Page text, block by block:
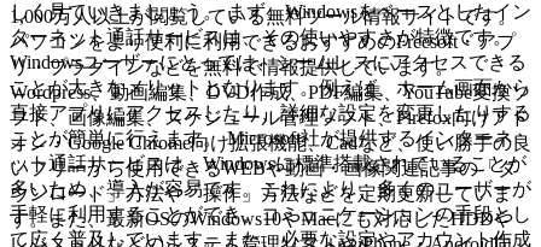
しく見ていきましょう。 まず、Windowsをベースとしたイン
ターネット通話サービスは、その使いやすさが特徴です。
Windowsユーザーにとっては、シームレスにアクセスできる
ことが大きなメリットとなります。例えば、ホーム画面から
直接アプリにアクセスしたり、詳細な設定を変更したりする
ことが簡単に行えます。 Microsoft社が提供するインターネ
ット通話サービスは、Windowsに標準搭載されていることが
多いため、導入が容易です。これにより、多くのユーザーが
手軽に利用することができ、コミュニケーションの手段とし
て広く普及しています。また、必要な設定やアカウント作成
1,000万人以上が閲覧している無料ツール情報サイトです。
パソコンをより便利に利用できるおすすめのFreesoft・アプ
リ・プラグインなどを無料で情報提供しています。
Wordpress、動画編集、DVD作成、PDF編集、YouTube変換ソ
フト、画像編集、スケジュール管理ソフト、Firefox向けアド
オン・Google Chrome向け拡張機能、Cadなど、使い勝手の良
いフリーから使用できるWEBや動画・画像関連記事の「ダ
ウンロード」方法や「操作」方法などを定期更新していま
す。また、最新OSのWindows10やMacにも対応したHDDや